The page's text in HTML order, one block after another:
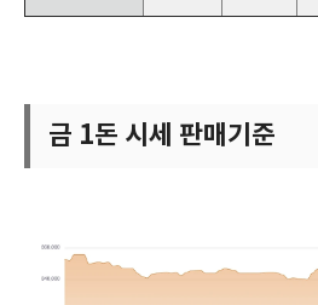
금 1돈 시세 판매기준